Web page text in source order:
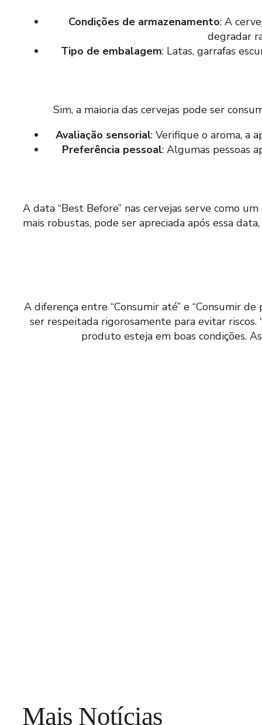
Condições de armazenamento: A
degradar
Tipo de embalagem: Latas, garrafas
Sim, a maioria das cervejas pode ser
Avaliação sensorial: Verifique o aroma, a
Preferência pessoal: Algumas pessoas
A data “Best Before” nas cervejas serve como
mais robustas, pode ser apreciada após essa
A diferença entre “Consumir até” e “Consumir
ser respeitada rigorosamente para evitar
produto esteja em boas condições.
Mais Notícias